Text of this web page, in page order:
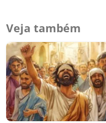
Veja também